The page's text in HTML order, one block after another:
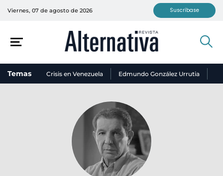
Viernes, 07 de agosto de 2026 Suscríbase
Temas Crisis en Venezuela Edmundo González Urrutia